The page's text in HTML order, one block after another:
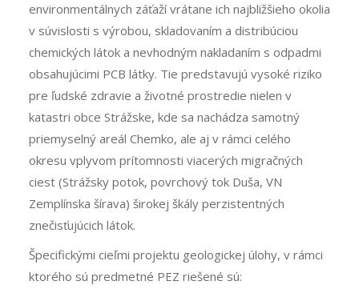
environmentálnych záťaží vrátane ich najbližšieho okolia
v súvislosti s výrobou, skladovaním a distribúciou
chemických látok a nevhodným nakladaním s odpadmi
obsahujúcimi PCB látky. Tie predstavujú vysoké riziko
pre ľudské zdravie a životné prostredie nielen v
katastri obce Strážske, kde sa nachádza samotný
priemyselný areál Chemko, ale aj v rámci celého
okresu vplyvom prítomnosti viacerých migračných
ciest (Strážsky potok, povrchový tok Duša, VN
Zemplínska šírava) širokej škály perzistentných
znečisťujúcich látok.
Špecifickými cieľmi projektu geologickej úlohy, v rámci
ktorého sú predmetné PEZ riešené sú: